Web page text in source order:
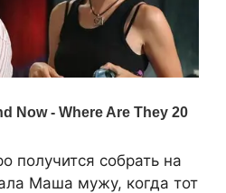
получится собрать на
Маша мужу, когда тот